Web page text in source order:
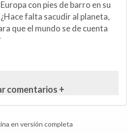
con pies de barro en su
falta sacudir al planeta,
que el mundo se de cuenta
comentarios +
en versión completa